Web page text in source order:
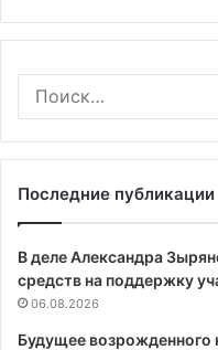
Последние публикации
В деле Александра
средств на поддержку
06.08.2026
Будущее возрожденного